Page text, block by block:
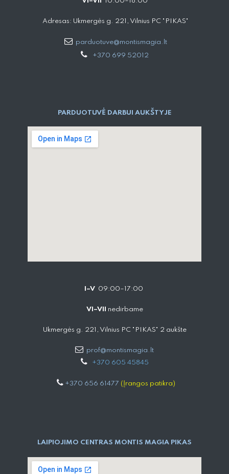
Adresas: Ukmergės g. 221, Vilnius PC "PIKAS"
parduotuve@montismagia.lt
+370 699 52012
PARDUOTUVĖ DARBUI AUKŠTYJE
I–V 09:00–17:00
VI–VII nedirbame
Ukmergės g. 221, Vilnius PC "PIKAS" 2 aukšte
prof@montismagia.lt
+370 605 4584​5
+370 656 61477 (Įrangos patikra)
LAIPIOJIMO CENTRAS MONTIS MAGIA PIKAS